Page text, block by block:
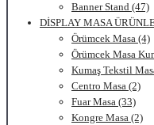
Banner Stand (47)
DİSPLAY MASA
Örümcek Masa (4)
Örümcek Masa
Kumaş Tekstil
Centro Masa (2)
Fuar Masa (33)
Kongre Masa (2)